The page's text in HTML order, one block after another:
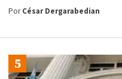
PorCésar Dergarabedian